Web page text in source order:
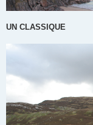
UN CLASSIQUE